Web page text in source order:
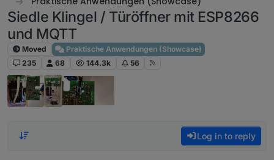
Siedle Klingel / Türöffner mit ESP8266
und MQTT
Moved
Praktische Anwendungen (Showcase)
235
68 144.3k 56
Log in to reply